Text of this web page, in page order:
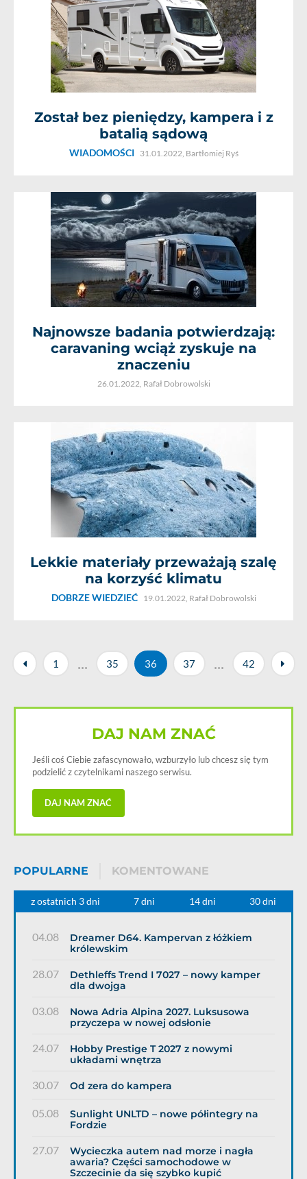
Został bez pieniędzy, kampera i z
batalią sądową
WIADOMOŚCI 31.01.2022, Bartłomiej Ryś
Najnowsze badania potwierdzają:
caravaning wciąż zyskuje na
znaczeniu
26.01.2022, Rafał Dobrowolski
Lekkie materiały przeważają szalę
na korzyść klimatu
DOBRZE WIEDZIEĆ 19.01.2022, Rafał Dobrowolski
1 ... 35 36 37 ... 42
DAJ NAM ZNAĆ
Jeśli coś Ciebie zafascynowało, wzburzyło lub chcesz się tym
podzielić z czytelnikami naszego serwisu.
DAJ NAM ZNAĆ
POPULARNE KOMENTOWANE
z ostatnich 3 dni 7 dni 14 dni 30 dni
04.08
Dreamer D64. Kampervan z łóżkiem
królewskim
28.07
Dethleffs Trend I 7027 – nowy kamper
dla dwojga
03.08
Nowa Adria Alpina 2027. Luksusowa
przyczepa w nowej odsłonie
24.07
Hobby Prestige T 2027 z nowymi
układami wnętrza
30.07 Od zera do kampera
05.08
Sunlight UNLTD – nowe półintegry na
Fordzie
27.07
Wycieczka autem nad morze i nagła
awaria? Części samochodowe w
Szczecinie da się szybko kupić